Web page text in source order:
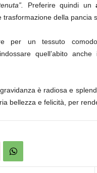
Preferire quindi un
della pancia
per un tessuto
quell’abito
è radiosa e
bellezza e felicità, per